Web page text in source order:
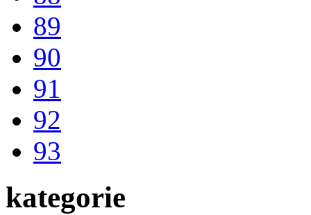
89
90
91
92
93
kategorie